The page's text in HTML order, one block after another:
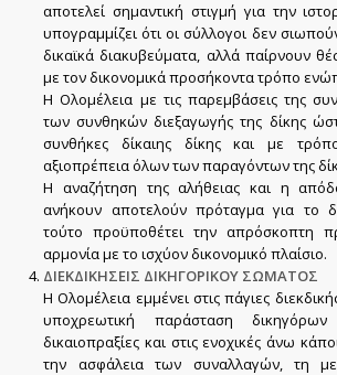
αποτελεί σημαντική στιγμή για την
υπογραμμίζει ότι οι σύλλογοι δεν
δικαϊκά διακυβεύματα, αλλά παίρνουν
με τον δικονομικά προσήκοντα τρόπο
Η Ολομέλεια με τις παρεμβάσεις της
των συνθηκών διεξαγωγής της δίκης
συνθήκες δίκαιης δίκης και με
αξιοπρέπεια όλων των παραγόντων της
Η αναζήτηση της αλήθειας και η
ανήκουν αποτελούν πρόταγμα για το
τούτο προϋποθέτει την απρόσκοπτη
αρμονία με το ισχύον δικονομικό πλαίσιο.
ΔΙΕΚΔΙΚΗΣΕΙΣ ΔΙΚΗΓΟΡΙΚΟΥ ΣΩΜΑΤΟΣ
Η Ολομέλεια εμμένει στις πάγιες
υποχρεωτική παράσταση δικηγόρων
δικαιοπραξίες και στις ενοχικές άνω
την ασφάλεια των συναλλαγών, τη